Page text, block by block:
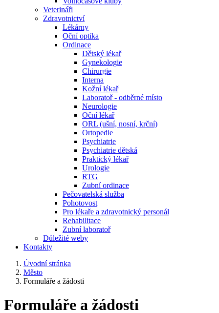
Veterináři
Zdravotnictví
Lékárny
Oční optika
Ordinace
Dětský lékař
Gynekologie
Chirurgie
Interna
Kožní lékař
Laboratoř - odběrné místo
Neurologie
Oční lékař
ORL (ušní, nosní, krční)
Ortopedie
Psychiatrie
Psychiatrie dětská
Praktický lékař
Urologie
RTG
Zubní ordinace
Pečovatelská služba
Pohotovost
Pro lékaře a zdravotnický personál
Rehabilitace
Zubní laboratoř
Důležité weby
Kontakty
Úvodní stránka
Město
Formuláře a žádosti
Formuláře a žádosti